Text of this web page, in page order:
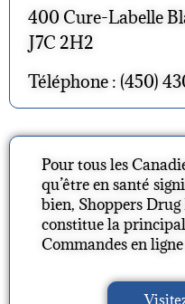
400 Cure-Labelle
J7C 2H2
Téléphone : (450)
Pour tous les
qu’être en santé
bien, Shoppers
constitue la
Commandes en